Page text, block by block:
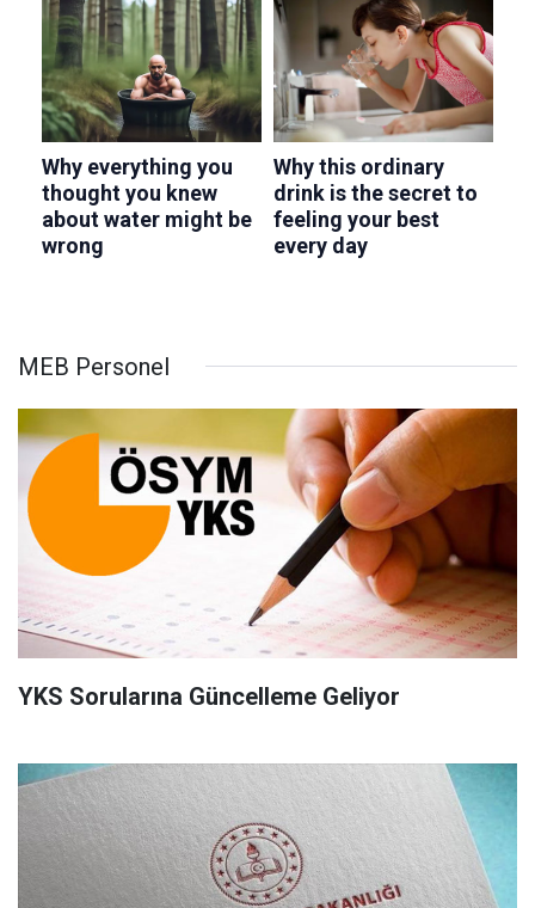
MEB Personel
YKS Sorularına Güncelleme Geliyor